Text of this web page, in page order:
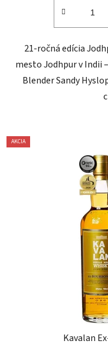
21-ročná edícia
mesto Jodhpur v Indii
Blender Sandy
AKCIA
Kavalan